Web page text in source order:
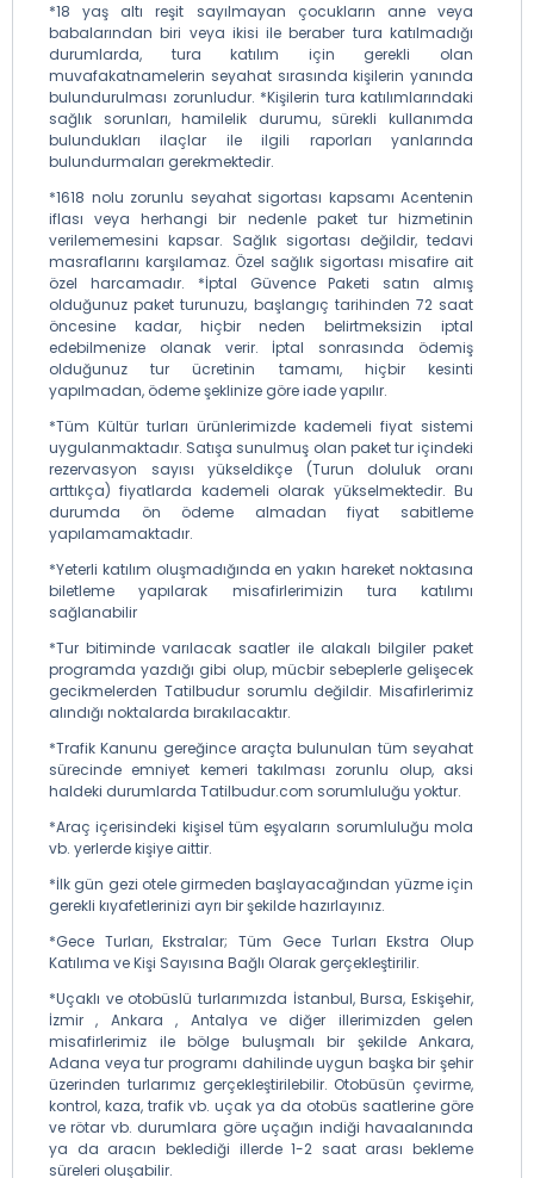
*18 yaş altı reşit sayılmayan çocukların anne veya
babalarından biri veya ikisi ile beraber tura katılmadığı
durumlarda, tura katılım için gerekli olan
muvafakatnamelerin seyahat sırasında kişilerin yanında
bulundurulması zorunludur. *Kişilerin tura katılımlarındaki
sağlık sorunları, hamilelik durumu, sürekli kullanımda
bulundukları ilaçlar ile ilgili raporları yanlarında
bulundurmaları gerekmektedir.
*1618 nolu zorunlu seyahat sigortası kapsamı Acentenin
iflası veya herhangi bir nedenle paket tur hizmetinin
verilememesini kapsar. Sağlık sigortası değildir, tedavi
masraflarını karşılamaz. Özel sağlık sigortası misafire ait
özel harcamadır. *İptal Güvence Paketi satın almış
olduğunuz paket turunuzu, başlangıç tarihinden 72 saat
öncesine kadar, hiçbir neden belirtmeksizin iptal
edebilmenize olanak verir. İptal sonrasında ödemiş
olduğunuz tur ücretinin tamamı, hiçbir kesinti
yapılmadan, ödeme şeklinize göre iade yapılır.
*Tüm Kültür turları ürünlerimizde kademeli fiyat sistemi
uygulanmaktadır. Satışa sunulmuş olan paket tur içindeki
rezervasyon sayısı yükseldikçe (Turun doluluk oranı
arttıkça) fiyatlarda kademeli olarak yükselmektedir. Bu
durumda ön ödeme almadan fiyat sabitleme
yapılamamaktadır.
*Yeterli katılım oluşmadığında en yakın hareket noktasına
biletleme yapılarak misafirlerimizin tura katılımı
sağlanabilir
*Tur bitiminde varılacak saatler ile alakalı bilgiler paket
programda yazdığı gibi olup, mücbir sebeplerle gelişecek
gecikmelerden Tatilbudur sorumlu değildir. Misafirlerimiz
alındığı noktalarda bırakılacaktır.
*Trafik Kanunu gereğince araçta bulunulan tüm seyahat
sürecinde emniyet kemeri takılması zorunlu olup, aksi
haldeki durumlarda Tatilbudur.com sorumluluğu yoktur.
*Araç içerisindeki kişisel tüm eşyaların sorumluluğu mola
vb. yerlerde kişiye aittir.
*İlk gün gezi otele girmeden başlayacağından yüzme için
gerekli kıyafetlerinizi ayrı bir şekilde hazırlayınız.
*Gece Turları, Ekstralar; Tüm Gece Turları Ekstra Olup
Katılıma ve Kişi Sayısına Bağlı Olarak gerçekleştirilir.
*Uçaklı ve otobüslü turlarımızda İstanbul, Bursa, Eskişehir,
İzmir , Ankara , Antalya ve diğer illerimizden gelen
misafirlerimiz ile bölge buluşmalı bir şekilde Ankara,
Adana veya tur programı dahilinde uygun başka bir şehir
üzerinden turlarımız gerçekleştirilebilir. Otobüsün çevirme,
kontrol, kaza, trafik vb. uçak ya da otobüs saatlerine göre
ve rötar vb. durumlara göre uçağın indiği havaalanında
ya da aracın beklediği illerde 1-2 saat arası bekleme
süreleri oluşabilir.